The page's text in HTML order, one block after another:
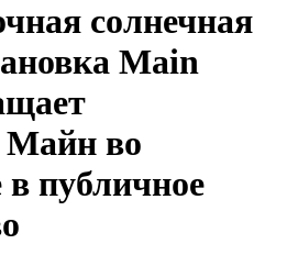
солнечная
Main
Майн во
публичное